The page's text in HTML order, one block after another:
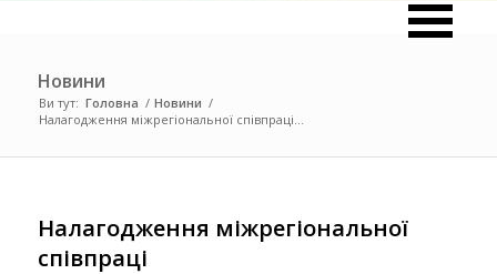
Новини
Ви тут: Головна / Новини /
Налагодження міжрегіональної співпраці...
Налагодження міжрегіональної
співпраці